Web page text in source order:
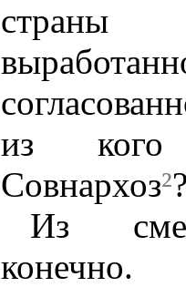
страны
из
Совнархоз²
Из